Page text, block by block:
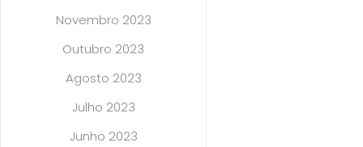
Novembro 2023
Outubro 2023
Agosto 2023
Julho 2023
Junho 2023